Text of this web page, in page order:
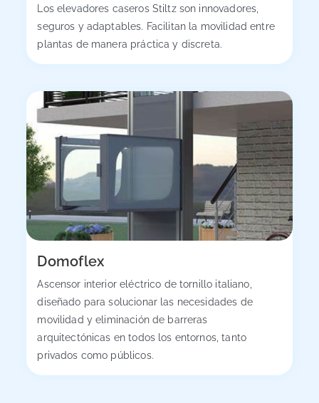
Los elevadores caseros Stiltz son innovadores,
seguros y adaptables. Facilitan la movilidad entre
plantas de manera práctica y discreta.
Domoflex
Ascensor interior eléctrico de tornillo italiano,
diseñado para solucionar las necesidades de
movilidad y eliminación de barreras
arquitectónicas en todos los entornos, tanto
privados como públicos.